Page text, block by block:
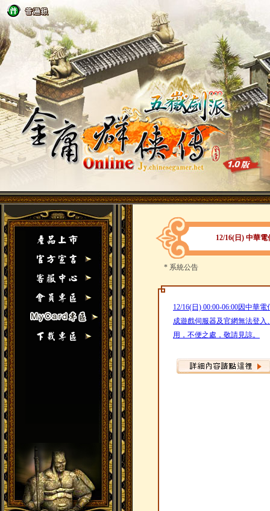
12/16(日) 中華
* 系統公告
12/16(日) 00:00-06:00因中華
成遊戲伺服器及官網無法登
用，不便之處，敬請見諒。